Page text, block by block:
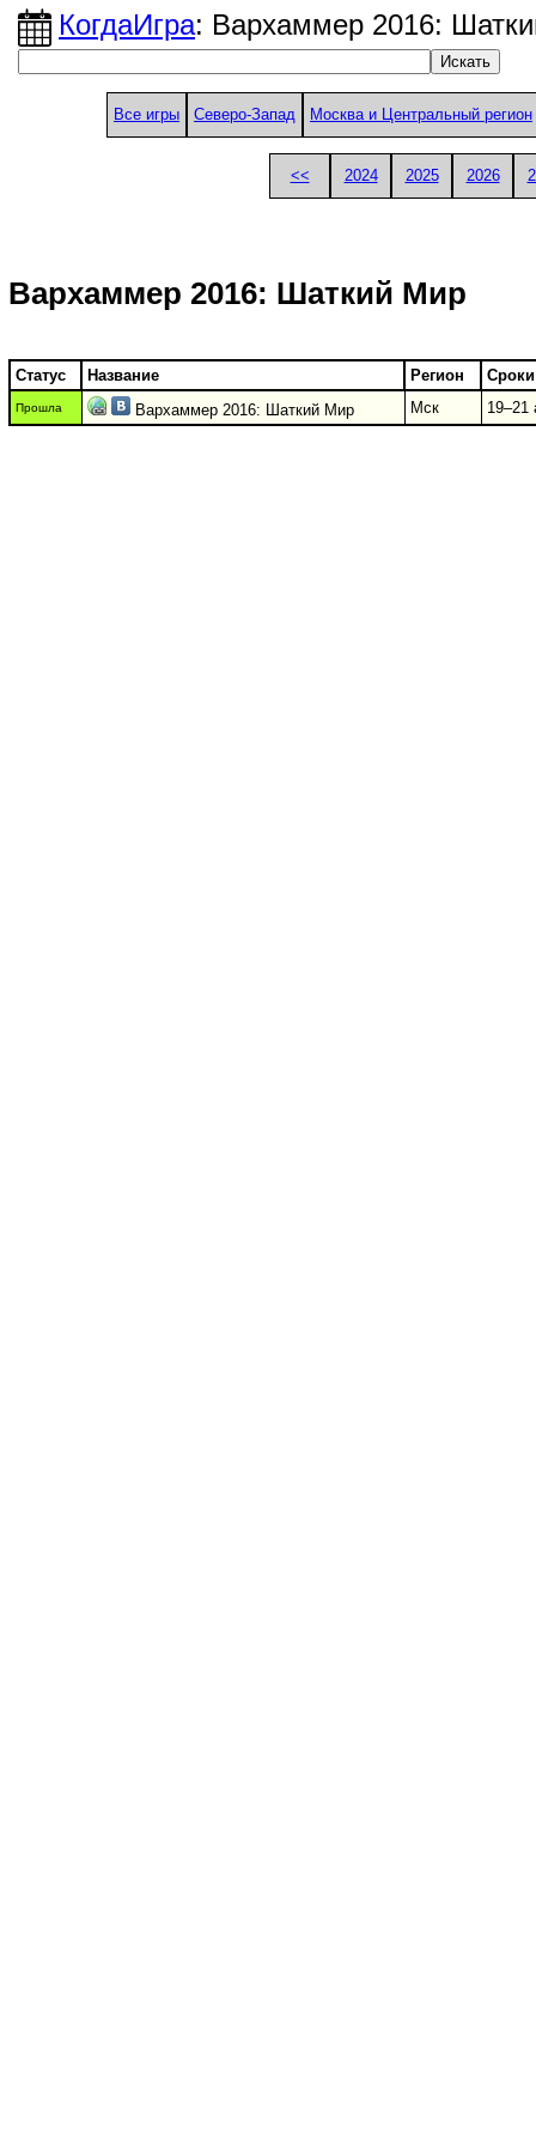
КогдаИгра: Вархаммер 2016:
Все игры Северо-Запад Москва и Центральный регион
<< 2024 2025 2026
Вархаммер 2016: Шаткий Мир
Статус Название Регион Сроки
Прошла Вархаммер 2016: Шаткий Мир Мск 19–21